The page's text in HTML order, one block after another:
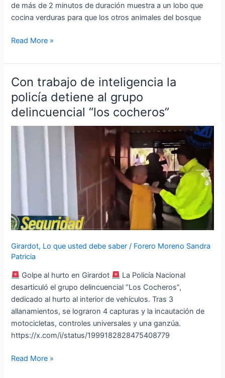
de más de 2 minutos de duración muestra a un lobo que
cocina verduras para que los otros animales del bosque
Read More »
Con trabajo de inteligencia la
policía detiene al grupo
delincuencial “los cocheros”
Girardot, Lo que usted debe saber / Forero Moreno Sandra
Patricia
Golpe al hurto en Girardot
La Policía Nacional
desarticuló el grupo delincuencial “Los Cocheros”,
dedicado al hurto al interior de vehículos. Tras 3
allanamientos, se lograron 4 capturas y la incautación de
motocicletas, controles universales y una ganzúa.
https://x.com/i/status/1999182828475408779
Con
trabajo
de
inteligencia
la
policía
detiene
al
cocheros”
Read More »